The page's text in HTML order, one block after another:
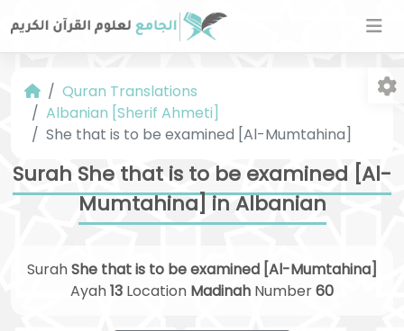
Quran Translations
Albanian [Sherif Ahmeti]
She that is to be examined [Al-Mumtahina]
Surah She that is to be examined [Al-
Mumtahina] in Albanian
SurahShe that is to be examined [Al-Mumtahina]
Ayah13 Location Madinah Number60